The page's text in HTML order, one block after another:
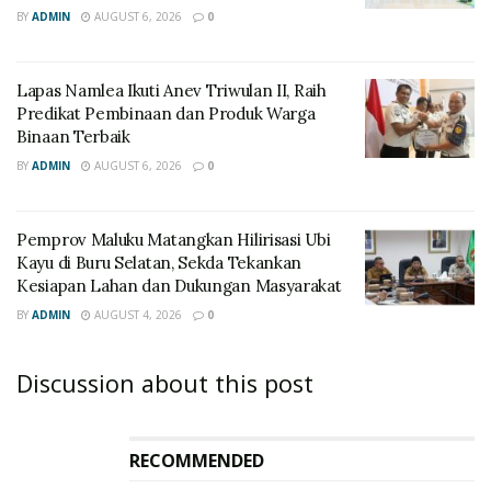
BY ADMIN AUGUST 6, 2026 0
Lapas Namlea Ikuti Anev Triwulan II, Raih
Predikat Pembinaan dan Produk Warga
Binaan Terbaik
BY ADMIN AUGUST 6, 2026 0
‎Pemprov Maluku Matangkan Hilirisasi Ubi
Kayu di Buru Selatan, Sekda Tekankan
Kesiapan Lahan dan Dukungan Masyarakat
BY ADMIN AUGUST 4, 2026 0
Discussion about this post
RECOMMENDED